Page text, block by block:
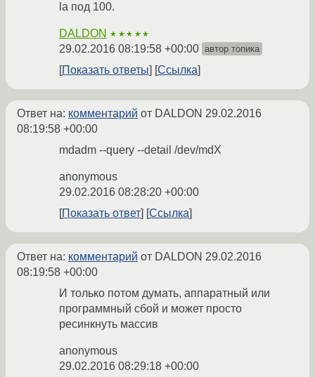
la под 100.
DALDON ★★★★★
29.02.2016 08:19:58 +00:00 автор топика
Показать ответы Ссылка
Ответ на: комментарий от DALDON 29.02.2016
08:19:58 +00:00
mdadm --query --detail /dev/mdX
anonymous
29.02.2016 08:28:20 +00:00
Показать ответ
Ссылка
Ответ на: комментарий от DALDON 29.02.2016
08:19:58 +00:00
И только потом думать, аппаратный или
программный сбой и может просто
ресинкнуть массив
anonymous
29.02.2016 08:29:18 +00:00